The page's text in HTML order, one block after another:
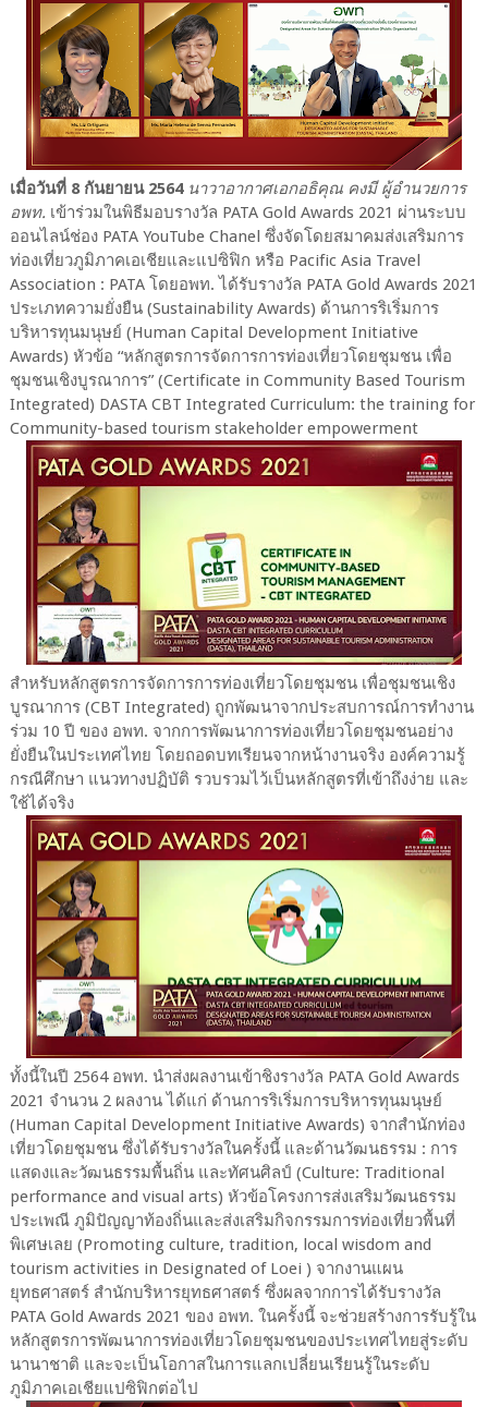
เมื่อวันที่ 8 กันยายน 2564 นาวาอากาศเอกอธิคุณ คงมี ผู้อำนวยการ
อพท. เข้าร่วมในพิธีมอบรางวัล PATA Gold Awards 2021 ผ่านระบบ
ออนไลน์ช่อง PATA YouTube Chanel ซึ่งจัดโดยสมาคมส่งเสริมการ
ท่องเที่ยวภูมิภาคเอเชียและแปซิฟิก หรือ Pacific Asia Travel
Association : PATA โดยอพท. ได้รับรางวัล PATA Gold Awards 2021
ประเภทความยั่งยืน (Sustainability Awards) ด้านการริเริ่มการ
บริหารทุนมนุษย์ (Human Capital Development Initiative
Awards) หัวข้อ “หลักสูตรการจัดการการท่องเที่ยวโดยชุมชน เพื่อ
ชุมชนเชิงบูรณาการ” (Certificate in Community Based Tourism
Integrated) DASTA CBT Integrated Curriculum: the training for
Community-based tourism stakeholder empowerment
สำหรับหลักสูตรการจัดการการท่องเที่ยวโดยชุมชน เพื่อชุมชนเชิง
บูรณาการ (CBT Integrated) ถูกพัฒนาจากประสบการณ์การทำงาน
ร่วม 10 ปี ของ อพท. จากการพัฒนาการท่องเที่ยวโดยชุมชนอย่าง
ยั่งยืนในประเทศไทย โดยถอดบทเรียนจากหน้างานจริง องค์ความรู้
กรณีศึกษา แนวทางปฏิบัติ รวบรวมไว้เป็นหลักสูตรที่เข้าถึงง่าย และ
ใช้ได้จริง
ทั้งนี้ในปี 2564 อพท. นำส่งผลงานเข้าชิงรางวัล PATA Gold Awards
2021 จำนวน 2 ผลงาน ได้แก่ ด้านการริเริ่มการบริหารทุนมนุษย์
(Human Capital Development Initiative Awards) จากสำนักท่อง
เที่ยวโดยชุมชน ซึ่งได้รับรางวัลในครั้งนี้ และด้านวัฒนธรรม : การ
แสดงและวัฒนธรรมพื้นถิ่น และทัศนศิลป์ (Culture: Traditional
performance and visual arts) หัวข้อโครงการส่งเสริมวัฒนธรรม
ประเพณี ภูมิปัญญาท้องถิ่นและส่งเสริมกิจกรรมการท่องเที่ยวพื้นที่
พิเศษเลย (Promoting culture, tradition, local wisdom and
tourism activities in Designated of Loei ) จากงานแผน
ยุทธศาสตร์ สำนักบริหารยุทธศาสตร์ ซึ่งผลจากการได้รับรางวัล
PATA Gold Awards 2021 ของ อพท. ในครั้งนี้ จะช่วยสร้างการรับรู้ใน
หลักสูตรการพัฒนาการท่องเที่ยวโดยชุมชนของประเทศไทยสู่ระดับ
นานาชาติ และจะเป็นโอกาสในการแลกเปลี่ยนเรียนรู้ในระดับ
ภูมิภาคเอเชียแปซิฟิกต่อไป